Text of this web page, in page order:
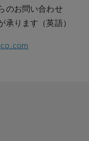
のお問い合わせ
承ります（英語）